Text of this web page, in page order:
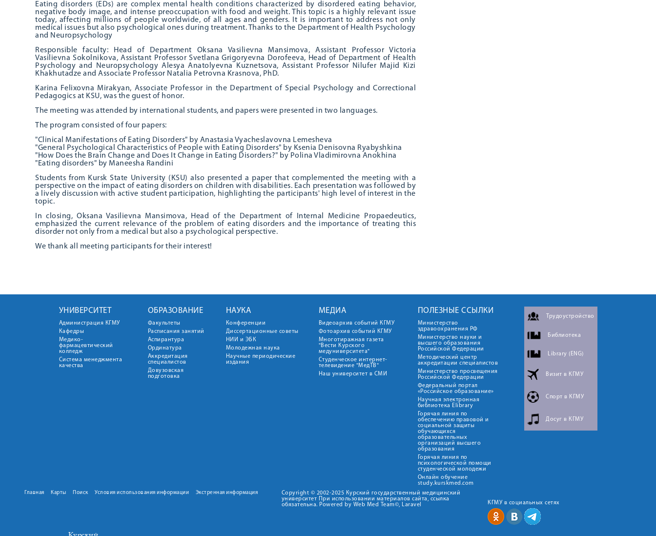
Eating disorders (EDs) are complex mental health conditions characterized by disordered eating behavior,
negative body image, and intense preoccupation with food and weight. This topic is a highly relevant issue
today, affecting millions of people worldwide, of all ages and genders. It is important to address not only
medical issues but also psychological ones during treatment. Thanks to the Department of Health Psychology
and Neuropsychology
Responsible faculty: Head of Department Oksana Vasilievna Mansimova, Assistant Professor Victoria
Vasilievna Sokolnikova, Assistant Professor Svetlana Grigoryevna Dorofeeva, Head of Department of Health
Psychology and Neuropsychology Alesya Anatolyevna Kuznetsova, Assistant Professor Nilufer Majid Kizi
Khakhutadze and Associate Professor Natalia Petrovna Krasnova, PhD.
Karina Felixovna Mirakyan, Associate Professor in the Department of Special Psychology and Correctional
Pedagogics at KSU, was the guest of honor.
The meeting was attended by international students, and papers were presented in two languages.
The program consisted of four papers:
"Clinical Manifestations of Eating Disorders" by Anastasia Vyacheslavovna Lemesheva
"General Psychological Characteristics of People with Eating Disorders" by Ksenia Denisovna Ryabyshkina
"How Does the Brain Change and Does It Change in Eating Disorders?" by Polina Vladimirovna Anokhina
"Eating disorders" by Maneesha Randini
Students from Kursk State University (KSU) also presented a paper that complemented the meeting with a
perspective on the impact of eating disorders on children with disabilities. Each presentation was followed by
a lively discussion with active student participation, highlighting the participants' high level of interest in the
topic.
In closing, Oksana Vasilievna Mansimova, Head of the Department of Internal Medicine Propaedeutics,
emphasized the current relevance of the problem of eating disorders and the importance of treating this
disorder not only from a medical but also a psychological perspective.
We thank all meeting participants for their interest!
УНИВЕРСИТЕТ
Администрация КГМУ
Кафедры
Медико-
фармацевтический
колледж
Система менеджмента
качества
ОБРАЗОВАНИЕ
Факультеты
Расписания занятий
Аспирантура
Ординатура
Аккредитация
специалистов
Довузовская
подготовка
НАУКА
Конференции
Диссертационные советы
НИИ и ЭБК
Молодежная наука
Научные периодические
издания
МЕДИА
Видеоархив событий КГМУ
Фотоархив событий КГМУ
Многотиражная газета
"Вести Курского
медуниверситета"
Студенческое интернет-
телевидение "МедТВ"
Наш университет в СМИ
ПОЛЕЗНЫЕ ССЫЛКИ
Министерство
здравоохранения РФ
Министерство науки и
высшего образования
Российской Федерации
Методический центр
аккредитации специалистов
Министерство просвещения
Российской Федерации
Федеральный портал
«Российское образование»
Научная электронная
библиотека Elibrary
Горячая линия по
обеспечению правовой и
социальной защиты
обучающихся
образовательных
организаций высшего
образования
Горячая линия по
психологической помощи
студенческой молодежи
Онлайн обучение
study.kurskmed.com
Трудоустройство
Библиотека
Library (ENG)
Визит в КГМУ
Спорт в КГМУ
Досуг в КГМУ
Главная Карты Поиск Условия использования информации Экстренная информация
Copyright © 2002-2025 Курский государственный медицинский
университет При использовании материалов сайта, ссылка
обязательна. Powered by Web Med Team©, Laravel
КГМУ в социальных сетях